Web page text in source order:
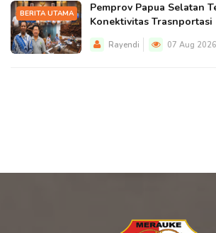
BERITA UTAMA
Pemprov Papua Selatan
Konektivitas Trasnportasi
Rayendi 07 Aug